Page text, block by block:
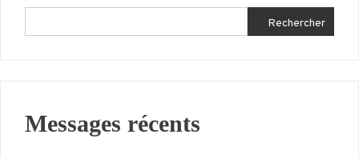
Rechercher
Messages récents